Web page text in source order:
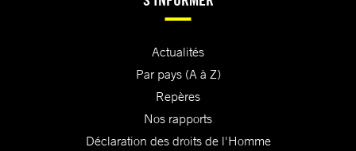
Actualités
Par pays (A à Z)
Repères
Nos rapports
Déclaration des droits de l'Homme